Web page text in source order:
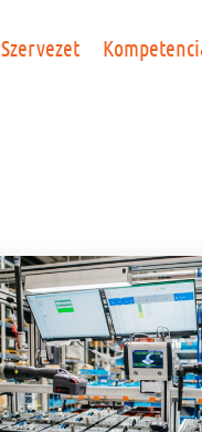
Szervezet